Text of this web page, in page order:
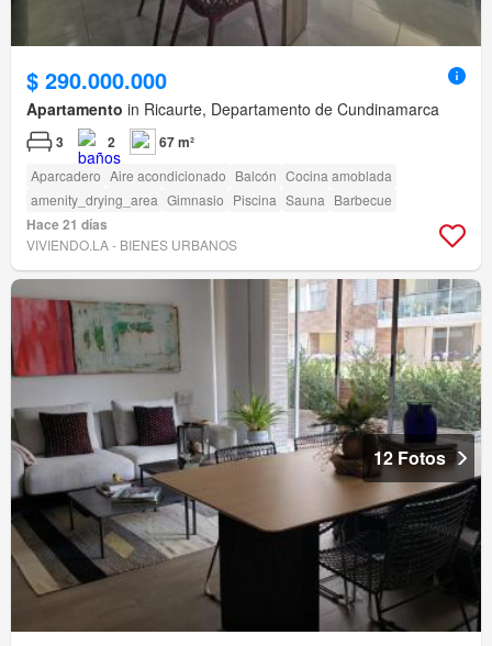
$ 290.000.000
Apartamento in Ricaurte, Departamento de Cundinamarca
3 2 67 m²
Aparcadero Aire acondicionado Balcón Cocina amoblada
amenity_drying_area Gimnasio Piscina Sauna Barbecue
Hace 21 días
VIVIENDO.LA - BIENES URBANOS
12 Fotos